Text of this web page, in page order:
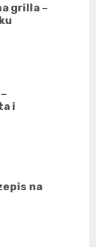
grilla –
i
na